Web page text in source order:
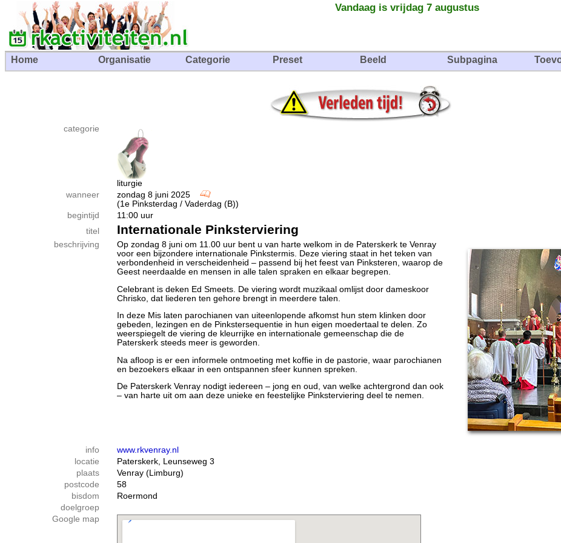
Vandaag is vrijdag 7 augustus
Home Organisatie Categorie Preset Beeld Subpagina
categorie
liturgie
wanneer
zondag 8 juni 2025
(1e Pinksterdag / Vaderdag (B))
begintijd
11:00 uur
titel
Internationale Pinksterviering
beschrijving
Op zondag 8 juni om 11.00 uur bent u van harte welkom in de Paterskerk te Venray
voor een bijzondere internationale Pinkstermis. Deze viering staat in het teken van
verbondenheid in verscheidenheid – passend bij het feest van Pinksteren, waarop de
Geest neerdaalde en mensen in alle talen spraken en elkaar begrepen.
Celebrant is deken Ed Smeets. De viering wordt muzikaal omlijst door dameskoor
Chrisko, dat liederen ten gehore brengt in meerdere talen.
In deze Mis laten parochianen van uiteenlopende afkomst hun stem klinken door
gebeden, lezingen en de Pinkstersequentie in hun eigen moedertaal te delen. Zo
weerspiegelt de viering de kleurrijke en internationale gemeenschap die de
Paterskerk steeds meer is geworden.
Na afloop is er een informele ontmoeting met koffie in de pastorie, waar parochianen
en bezoekers elkaar in een ontspannen sfeer kunnen spreken.
De Paterskerk Venray nodigt iedereen – jong en oud, van welke achtergrond dan ook
– van harte uit om aan deze unieke en feestelijke Pinksterviering deel te nemen.
info
www.rkvenray.nl
locatie
Paterskerk, Leunseweg 3
plaats
Venray (Limburg)
postcode
58
bisdom
Roermond
doelgroep
Google map